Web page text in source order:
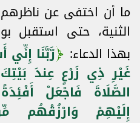
ما أن اختفى عن ناظرهم
الثنية، حتى استقبل
بهذا الدعاء:
رَّبَّنَا
غَيْرِ ذِي زَرْعٍ عِندَ بَيْتِكَ
الصَّلَاةَ فَاجْعَلْ
إِلَيْهِمْ وَارْزُقْهُم